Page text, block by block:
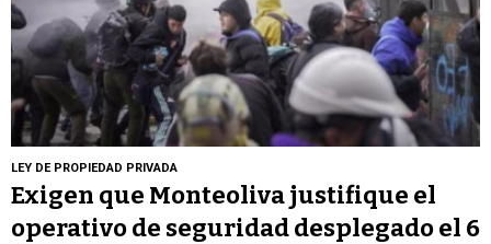
LEY DE PROPIEDAD PRIVADA
Exigen que Monteoliva justifique el
operativo de seguridad desplegado el 6